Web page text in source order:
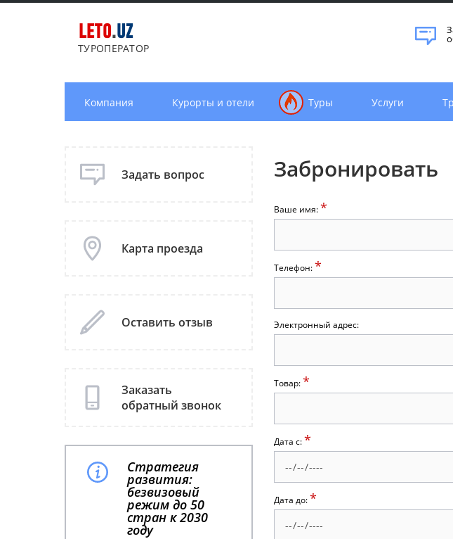
LETO.UZ
ТУРОПЕРАТОР
Компания Курорты и отели Туры Услуги
Забронировать
Задать вопрос
Карта проезда
Оставить отзыв
Заказать
обратный звонок
Стратегия
развития:
безвизовый
режим до 50
стран к 2030
году
Ваше имя:*
Телефон:*
Электронный адрес:
Товар:*
Дата с:*
Дата до:*